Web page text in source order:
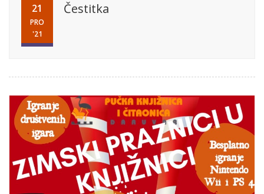
21
PRO
'21
Čestitka